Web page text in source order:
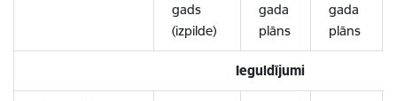
gads
(izpilde)
gada
plāns
gada
plāns
Ieguldījumi